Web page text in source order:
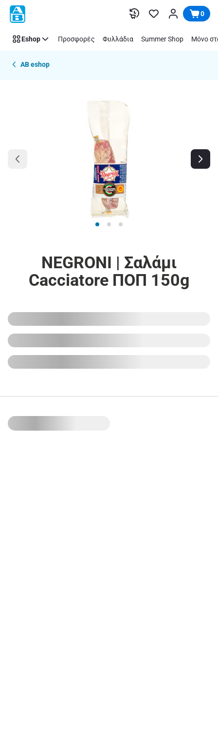
Παράλειψη 0
Eshop Προσφορές Φυλλάδια Summer Shop Μόνο
AB eshop
NEGRONI | Σαλάμι
Cacciatore ΠΟΠ 150g